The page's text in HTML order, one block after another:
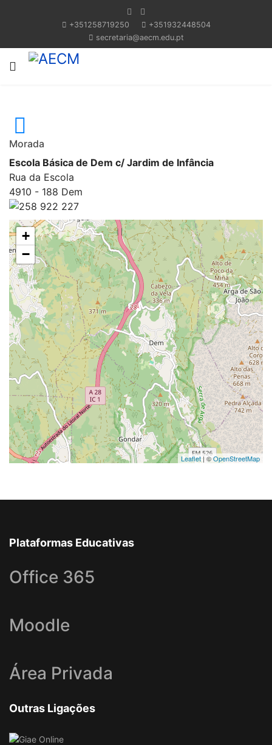
+351258719250
+351932448504
secretaria@aecm.edu.pt
Morada
Escola Básica de Dem c/ Jardim de Infância
Rua da Escola
4910 - 188 Dem
258 922 227
+
−
Leaflet| ©OpenStreetMap
Plataformas Educativas
Office 365
Moodle
Área Privada
Outras Ligações